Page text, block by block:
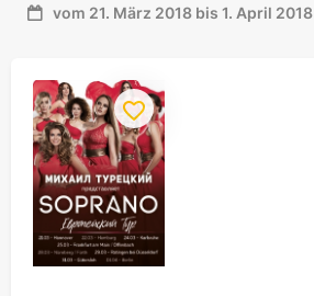
vom 21. März 2018 bis 1. April 2018